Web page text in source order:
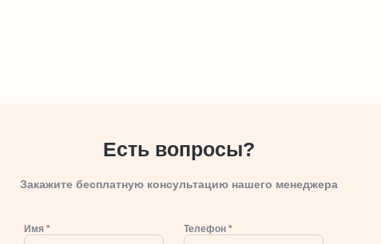
Есть вопросы?
Закажите бесплатную консультацию нашего менеджера
Имя * Телефон *